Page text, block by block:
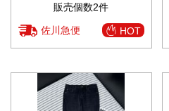
販売個数2件
佐川急便 HOT